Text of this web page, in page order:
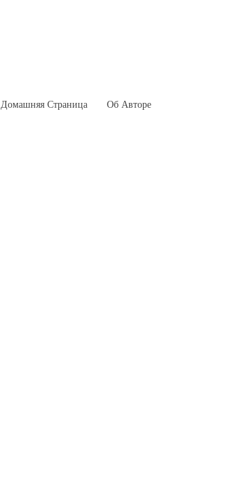
Домашняя Страница Об Авторе